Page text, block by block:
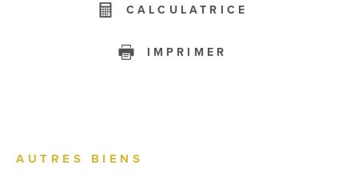
CALCULATRICE
IMPRIMER
AUTRES BIENS